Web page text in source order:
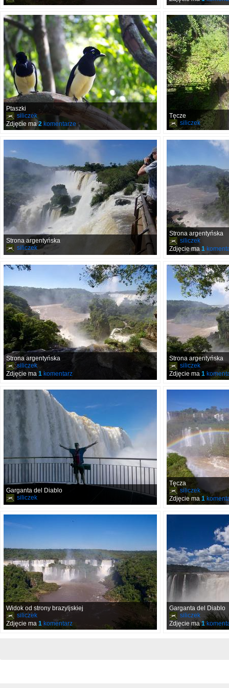
Ptaszki
siliczek
Zdjęcie ma2 komentarze
Tęcze
siliczek
Strona argentyńska
siliczek
Strona argentyńska
siliczek
Zdjęcie ma 1
Strona argentyńska
siliczek
Zdjęcie ma1 komentarz
Strona argentyńska
siliczek
Zdjęcie ma 1
Garganta del Diablo
siliczek
Tęcza
siliczek
Zdjęcie ma 1
Widok od strony brazyljskiej
siliczek
Zdjęcie ma 1 komentarz
Garganta del Diablo
siliczek
Zdjęcie ma1